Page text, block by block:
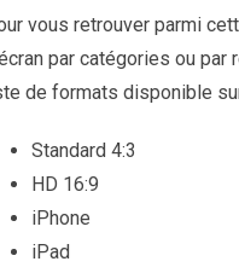
vous retrouver parmi
par catégories ou par
de formats disponible
Standard 4:3
HD 16:9
iPhone
iPad